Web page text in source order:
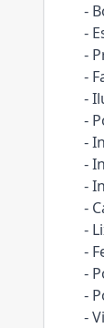
-
-
-
-
-
-
-
-
-
-
-
-
-
-
-